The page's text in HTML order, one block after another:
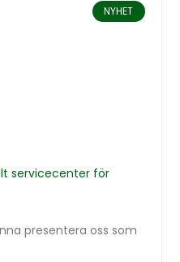
NYHET
servicecenter för
presentera oss som